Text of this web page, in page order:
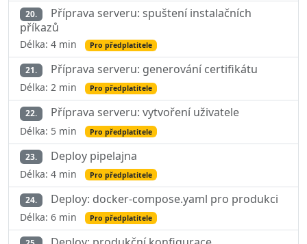
20.
Příprava serveru: spuštení instalačních
příkazů
Délka: 4 min Pro předplatitele
21. Příprava serveru: generování certifikátu
Délka: 2 min Pro předplatitele
22. Příprava serveru: vytvoření uživatele
Délka: 5 min Pro předplatitele
23. Deploy pipelajna
Délka: 4 min Pro předplatitele
24. Deploy: docker-compose.yaml pro produkci
Délka: 6 min Pro předplatitele